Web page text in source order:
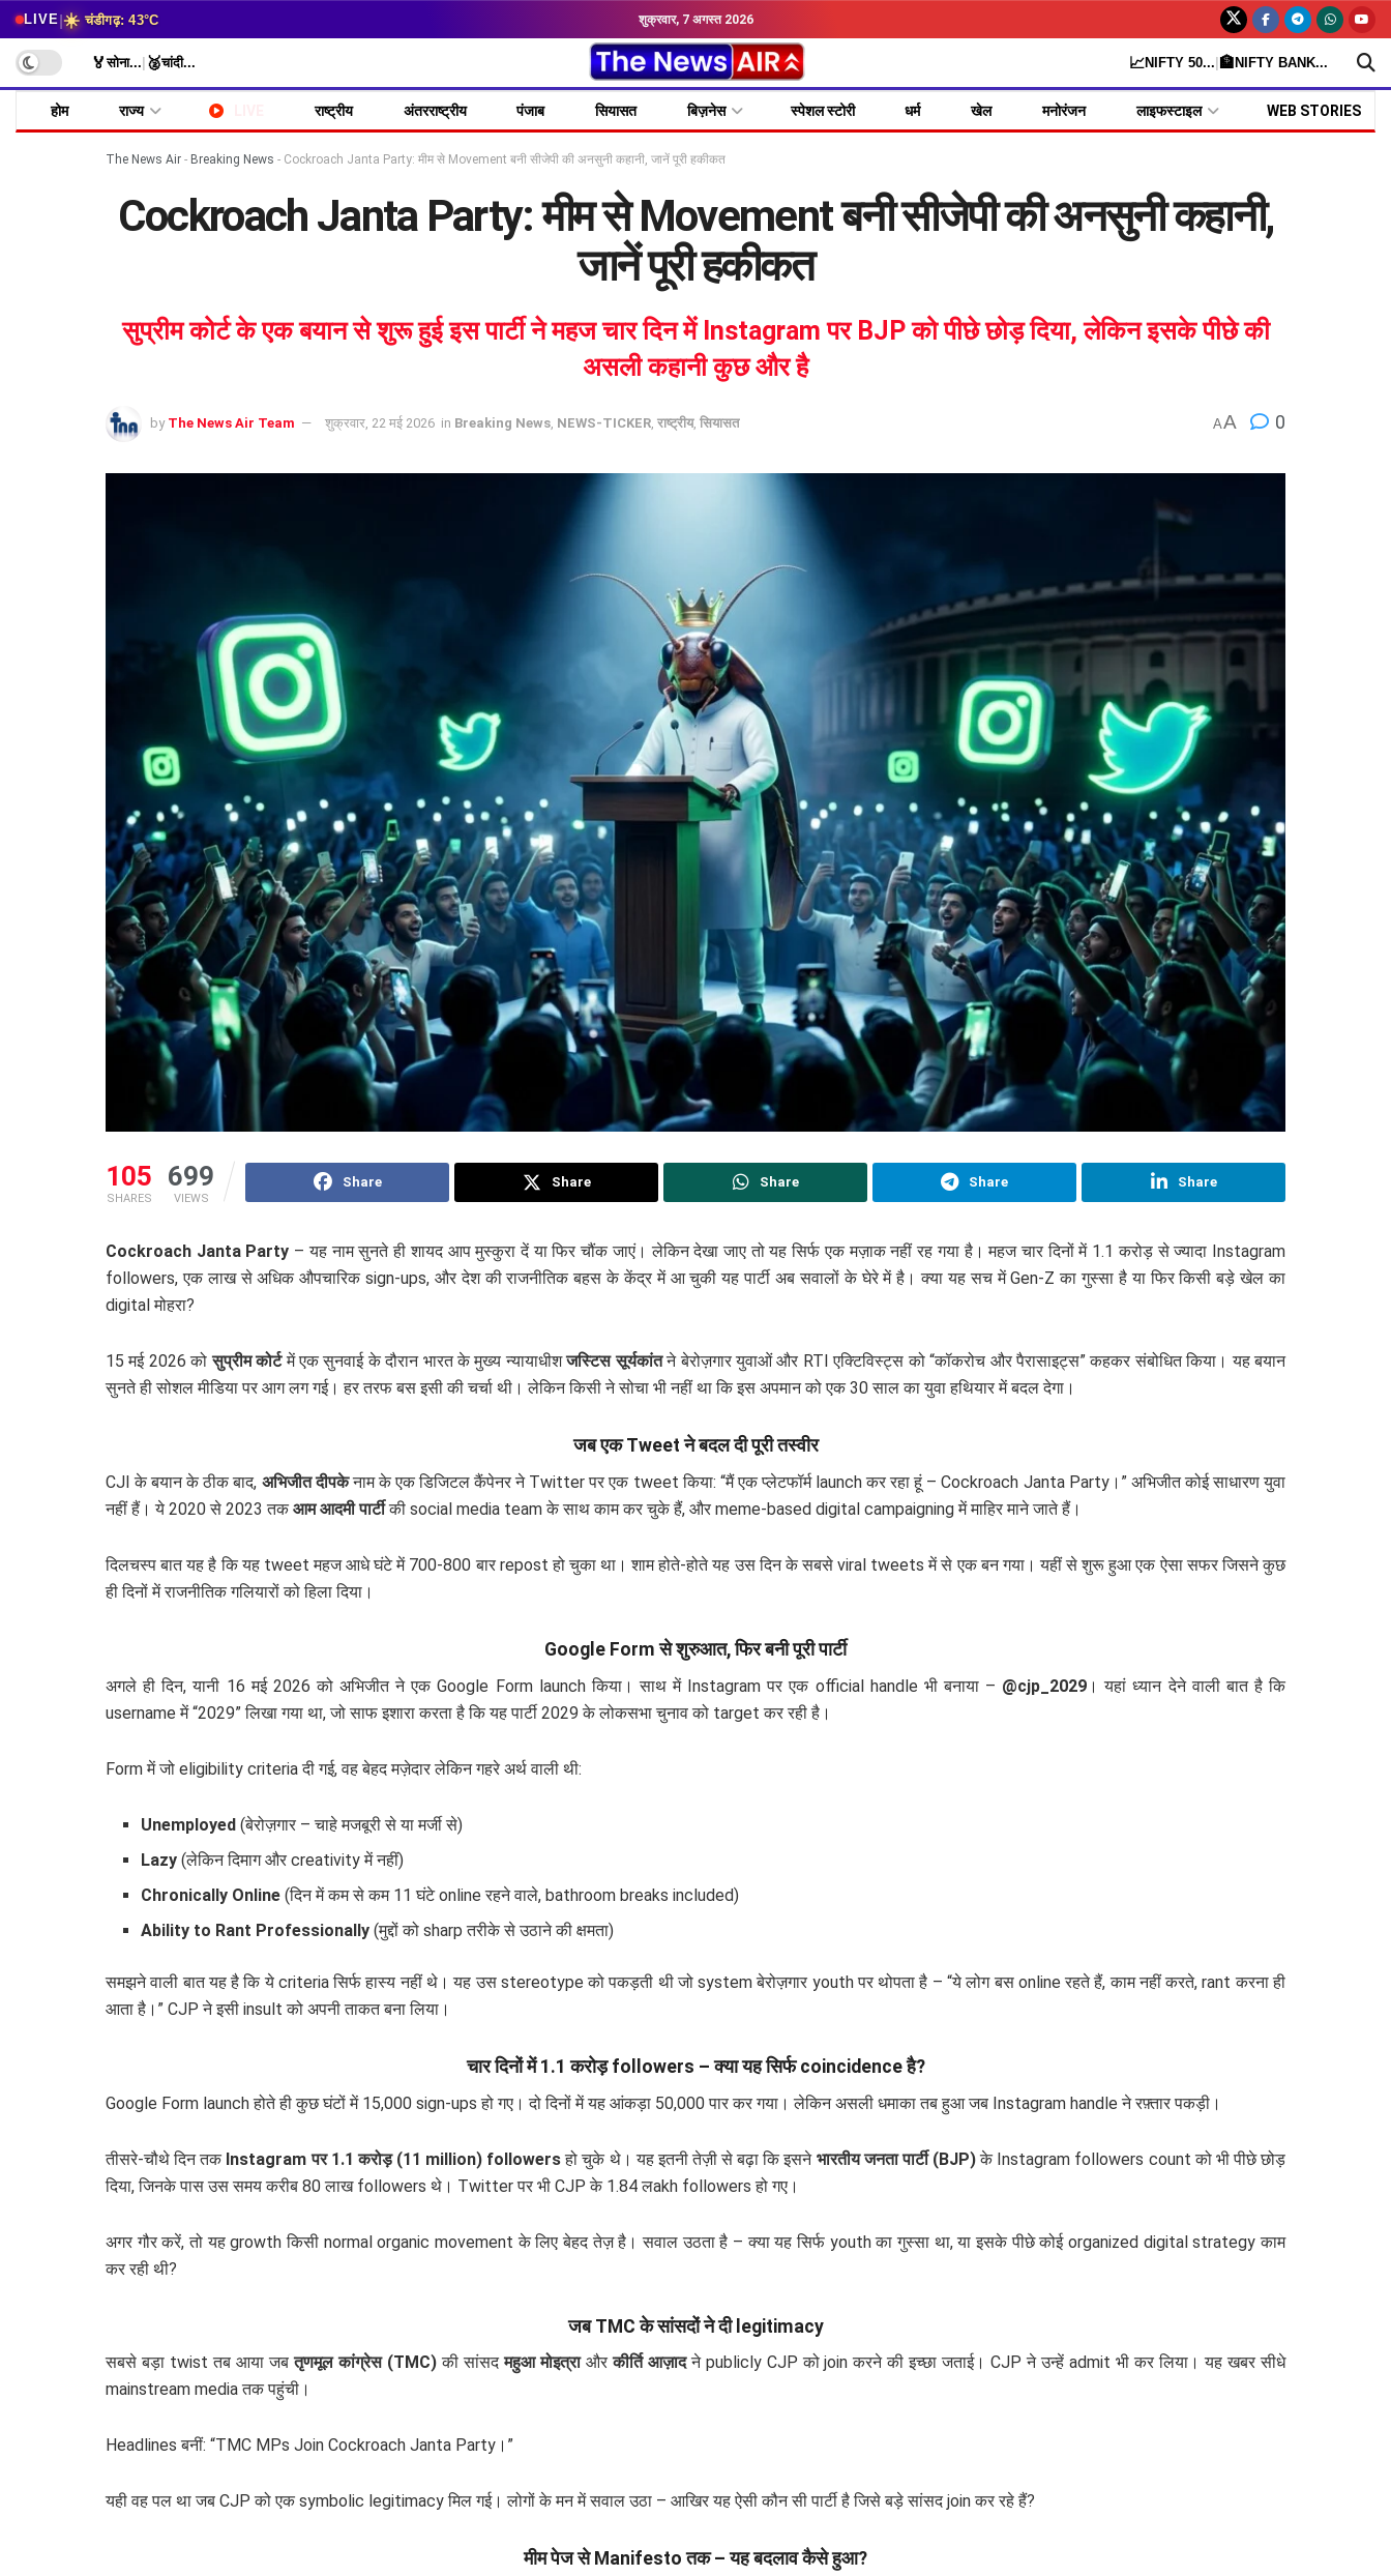
LIVE|☀️ चंडीगढ़: 43°C शुक्रवार, 7 अगस्त 2026
🏅सोना... 🥈चांदी... 📈NIFTY 50... 🏦NIFTY BANK...
होम राज्य राष्ट्रीय अंतरराष्ट्रीय पंजाब सियासत बिज़नेस स्पेशल स्टोरी धर्म खेल मनोरंजन लाइफस्टाइल WEB STORIES
The News Air - Breaking News - Cockroach Janta Party: मीम से Movement बनी सीजेपी की अनसुनी कहानी, जानें पूरी हकीकत
Cockroach Janta Party: मीम से Movement बनी सीजेपी की अनसुनी कहानी,
जानें पूरी हकीकत
सुप्रीम कोर्ट के एक बयान से शुरू हुई इस पार्टी ने महज चार दिन में Instagram पर BJP को पीछे छोड़ दिया, लेकिन इसके पीछे की
असली कहानी कुछ और है
by The News Air Team शुक्रवार, 22 मई 2026 in Breaking News NEWS-TICKER राष्ट्रीय, सियासत AA 0
105
SHARES
699
VIEWS
Share Share Share Share Share
Cockroach Janta Party – यह नाम सुनते ही शायद आप मुस्कुरा दें या फिर चौंक जाएं। लेकिन देखा जाए तो यह सिर्फ एक मज़ाक नहीं रह गया है। महज चार दिनों में 1.1 करोड़ से ज्यादा Instagram
followers, एक लाख से अधिक औपचारिक sign-ups, और देश की राजनीतिक बहस के केंद्र में आ चुकी यह पार्टी अब सवालों के घेरे में है। क्या यह सच में Gen-Z का गुस्सा है या फिर किसी बड़े खेल का
digital मोहरा?
15 मई 2026 कोसुप्रीम कोर्टमें एक सुनवाई के दौरान भारत के मुख्य न्यायाधीशजस्टिस सूर्यकांतने बेरोज़गार युवाओं और RTI एक्टिविस्ट्स को “कॉकरोच और पैरासाइट्स” कहकर संबोधित किया। यह बयान
सुनते ही सोशल मीडिया पर आग लग गई। हर तरफ बस इसी की चर्चा थी। लेकिन किसी ने सोचा भी नहीं था कि इस अपमान को एक 30 साल का युवा हथियार में बदल देगा।
जब एक Tweet ने बदल दी पूरी तस्वीर
CJI के बयान के ठीक बाद, अभिजीत दीपकेनाम के एक डिजिटल कैंपेनर ने Twitter पर एक tweet किया: “मैं एक प्लेटफॉर्म launch कर रहा हूं – Cockroach Janta Party।” अभिजीत कोई साधारण युवा
नहीं हैं। ये 2020 से 2023 तकआम आदमी पार्टीकी social media team के साथ काम कर चुके हैं, और meme-based digital campaigning में माहिर माने जाते हैं।
दिलचस्प बात यह है कि यह tweet महज आधे घंटे में 700-800 बार repost हो चुका था। शाम होते-होते यह उस दिन के सबसे viral tweets में से एक बन गया। यहीं से शुरू हुआ एक ऐसा सफर जिसने कुछ
ही दिनों में राजनीतिक गलियारों को हिला दिया।
Google Form से शुरुआत, फिर बनी पूरी पार्टी
अगले ही दिन, यानी 16 मई 2026 को अभिजीत ने एक Google Form launch किया। साथ में Instagram पर एक official handle भी बनाया – @cjp_2029 । यहां ध्यान देने वाली बात है कि
username में “2029” लिखा गया था, जो साफ इशारा करता है कि यह पार्टी 2029 के लोकसभा चुनाव को target कर रही है।
Form में जो eligibility criteria दी गई, वह बेहद मज़ेदार लेकिन गहरे अर्थ वाली थी:
Unemployed (बेरोज़गार – चाहे मजबूरी से या मर्जी से)
Lazy (लेकिन दिमाग और creativity में नहीं)
Chronically Online (दिन में कम से कम 11 घंटे online रहने वाले, bathroom breaks included)
Ability to Rant Professionally (मुद्दों को sharp तरीके से उठाने की क्षमता)
समझने वाली बात यह है कि ये criteria सिर्फ हास्य नहीं थे। यह उस stereotype को पकड़ती थी जो system बेरोज़गार youth पर थोपता है – “ये लोग बस online रहते हैं, काम नहीं करते, rant करना ही
आता है।” CJP ने इसी insult को अपनी ताकत बना लिया।
चार दिनों में 1.1 करोड़ followers – क्या यह सिर्फ coincidence है?
Google Form launch होते ही कुछ घंटों में 15,000 sign-ups हो गए। दो दिनों में यह आंकड़ा 50,000 पार कर गया। लेकिन असली धमाका तब हुआ जब Instagram handle ने रफ़्तार पकड़ी।
तीसरे-चौथे दिन तक Instagram पर 1.1 करोड़ (11 million) followersहो चुके थे। यह इतनी तेज़ी से बढ़ा कि इसने भारतीय जनता पार्टी (BJP)के Instagram followers count को भी पीछे छोड़
दिया, जिनके पास उस समय करीब 80 लाख followers थे। Twitter पर भी CJP के 1.84 लakh followers हो गए।
अगर गौर करें, तो यह growth किसी normal organic movement के लिए बेहद तेज़ है। सवाल उठता है – क्या यह सिर्फ youth का गुस्सा था, या इसके पीछे कोई organized digital strategy काम
कर रही थी?
जब TMC के सांसदों ने दी legitimacy
सबसे बड़ा twist तब आया जबतृणमूल कांग्रेस (TMC)की सांसदमहुआ मोइत्राऔरकीर्ति आज़ादने publicly CJP को join करने की इच्छा जताई। CJP ने उन्हें admit भी कर लिया। यह खबर सीधे
mainstream media तक पहुंची।
Headlines बनीं: “TMC MPs Join Cockroach Janta Party।”
यही वह पल था जब CJP को एक symbolic legitimacy मिल गई। लोगों के मन में सवाल उठा – आखिर यह ऐसी कौन सी पार्टी है जिसे बड़े सांसद join कर रहे हैं?
मीम पेज से Manifesto तक – यह बदलाव कैसे हुआ?